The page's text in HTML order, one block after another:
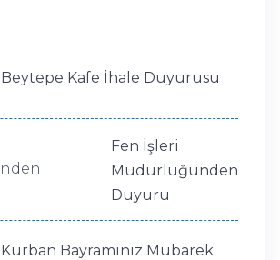
Beytepe Kafe İhale Duyurusu
Fen İşleri
Müdürlüğünden
Duyuru
Kurban Bayramınız Mübarek